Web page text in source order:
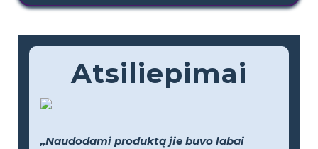
Atsiliepimai
„Naudodami produktą jie buvo labai